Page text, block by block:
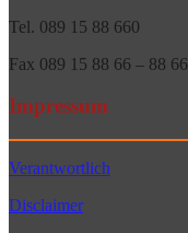
Tel. 089 15 88 660
Fax 089 15 88 66 – 88 66
Impressum
Verantwortlich
Disclaimer